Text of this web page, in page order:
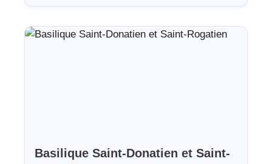
Basilique Saint-Donatien et Saint-